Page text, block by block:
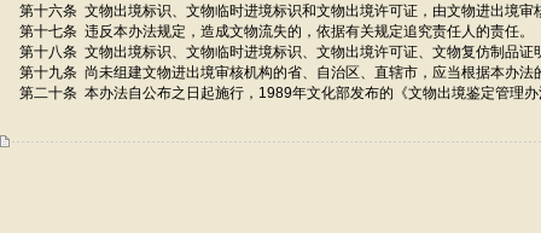
第十六条 文物出境标识、文物临时进境标识和文物出境许可证，由文物进出境
第十七条 违反本办法规定，造成文物流失的，依据有关规定追究责任人的责任。
第十八条 文物出境标识、文物临时进境标识、文物出境许可证、文物复仿制品
第十九条 尚未组建文物进出境审核机构的省、自治区、直辖市，应当根据本办
第二十条 本办法自公布之日起施行，1989年文化部发布的《文物出境鉴定管理